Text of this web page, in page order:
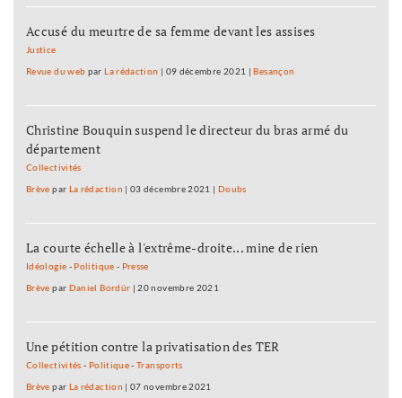
Accusé du meurtre de sa femme devant les assises
Justice
Revue du web parLa rédaction | 09 décembre 2021 |Besançon
Christine Bouquin suspend le directeur du bras armé du
département
Collectivités
Brève par La rédaction |03 décembre 2021 | Doubs
La courte échelle à l'extrême-droite... mine de rien
Idéologie - Politique - Presse
Brève par Daniel Bordür |20 novembre 2021
Une pétition contre la privatisation des TER
Collectivités - Politique-Transports
Brève par La rédaction |07 novembre 2021